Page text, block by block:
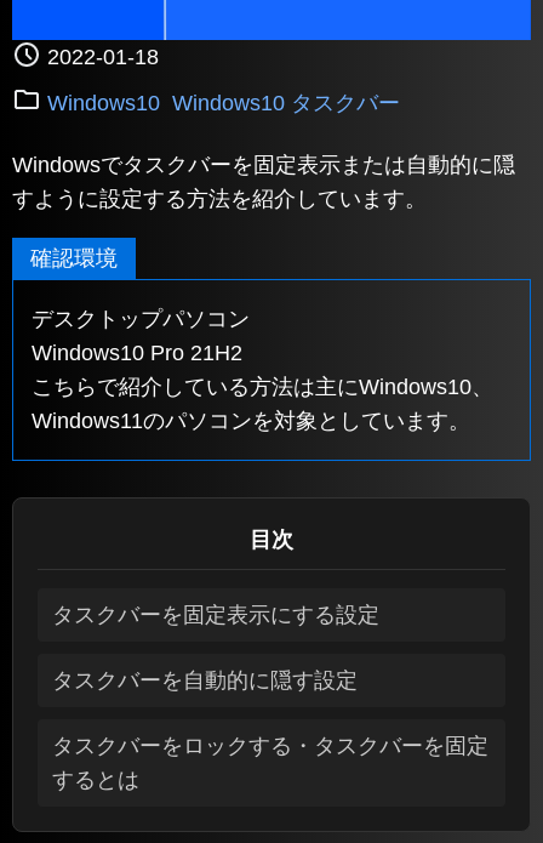
2022-01-18
Windows10 Windows10 タスクバー
Windowsでタスクバーを固定表示または自動的に隠
すように設定する方法を紹介しています。
確認環境
デスクトップパソコン
Windows10 Pro 21H2
こちらで紹介している方法は主にWindows10、
Windows11のパソコンを対象としています。
目次
タスクバーを固定表示にする設定
タスクバーを自動的に隠す設定
タスクバーをロックする・タスクバーを固定
するとは